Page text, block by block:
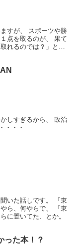
すが、 スポーツや勝
点を取るのが、 果て
れるのでは？」と勢
しすぎるから、 政治
・・・
いた話しです。 『東
ら、何やらで、 『東
に置いてた、とか。
った本！？